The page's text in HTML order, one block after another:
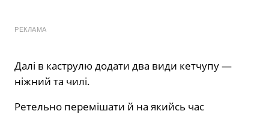
РЕКЛАМА
Далі в каструлю додати два види кетчупу —
ніжний та чилі.
Ретельно перемішати й на якийсь час